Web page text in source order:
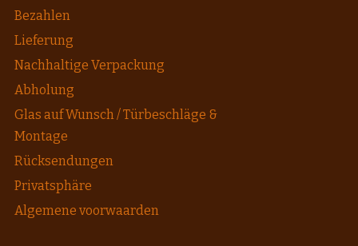
Bezahlen
Lieferung
Nachhaltige Verpackung
Abholung
Glas auf Wunsch / Türbeschläge &
Montage
Rücksendungen
Privatsphäre
Algemene voorwaarden